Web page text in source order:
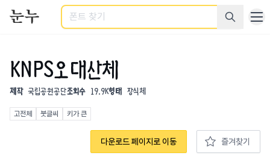
검색
KNPS오대산체
제작 국립공원공단조회수 19.9K형태 장식체
고전체 붓글씨 키가 큰
다운로드 페이지로 이동 즐겨찾기